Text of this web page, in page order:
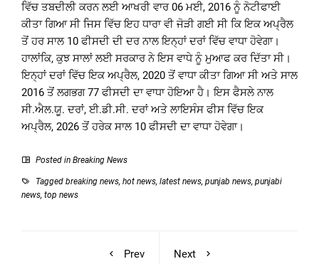
ਵਿੱਚ ਤਬਦੀਲੀ ਕਰਨ ਲਈ ਆਖਰੀ ਵਾਰ 06 ਮਈ, 2016 ਨੂੰ ਨੋਟੀਫਾਈ
ਕੀਤਾ ਗਿਆ ਸੀ ਜਿਸ ਵਿੱਚ ਇਹ ਧਾਰਾ ਵੀ ਜੋੜੀ ਗਈ ਸੀ ਕਿ ਇਕ ਅਪ੍ਰੈਲ
ਤੋਂ ਹਰ ਸਾਲ 10 ਫੀਸਦੀ ਦੀ ਦਰ ਨਾਲ ਇਨ੍ਹਾਂ ਦਰਾਂ ਵਿੱਚ ਵਾਧਾ ਹੋਵੇਗਾ।
ਹਾਲਾਂਕਿ, ਕੁਝ ਸਾਲਾਂ ਲਈ ਸਰਕਾਰ ਨੇ ਇਸ ਵਾਧੇ ਨੂੰ ਮੁਆਫ ਕਰ ਦਿੱਤਾ ਸੀ।
ਇਨ੍ਹਾਂ ਦਰਾਂ ਵਿੱਚ ਇਕ ਅਪ੍ਰੈਲ, 2020 ਤੋਂ ਵਾਧਾ ਕੀਤਾ ਗਿਆ ਸੀ ਅਤੇ ਸਾਲ
2016 ਤੋਂ ਲਗਭਗ 77 ਫੀਸਦੀ ਦਾ ਵਾਧਾ ਹੋਇਆ ਹੈ। ਇਸ ਫੈਸਲੇ ਨਾਲ
ਸੀ.ਐਲ.ਯੂ. ਦਰਾਂ, ਈ.ਡੀ.ਸੀ. ਦਰਾਂ ਅਤੇ ਲਾਇਸੰਸ ਫੀਸ ਵਿੱਚ ਇਕ
ਅਪ੍ਰੈਲ, 2026 ਤੋਂ ਹਰੇਕ ਸਾਲ 10 ਫੀਸਦੀ ਦਾ ਵਾਧਾ ਹੋਵੇਗਾ।
Posted in Breaking News
Tagged breaking news, hot news, latest news, punjab news, punjabi
news, top news
Prev
Next